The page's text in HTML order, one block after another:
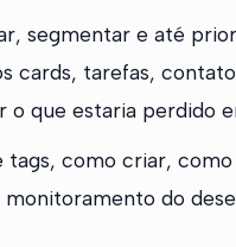
segmentar e até
cards, tarefas,
que estaria perdido
como criar,
do